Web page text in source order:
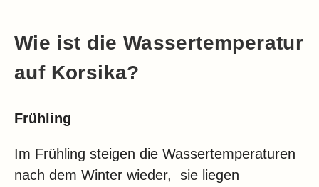
Wie ist die Wassertemperatur
auf Korsika?
Frühling
Im Frühling steigen die Wassertemperaturen
nach dem Winter wieder, sie liegen